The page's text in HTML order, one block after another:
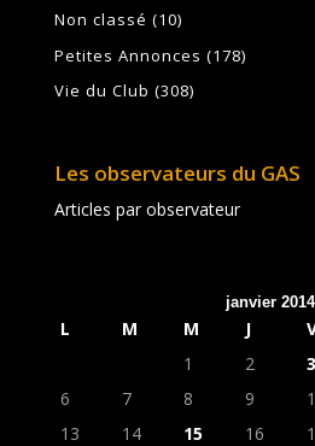
Non classé (10)
Petites Annonces (178)
Vie du Club (308)
Les observateurs du GAS
Articles par observateur
janvier 2014
L M M J
1
2 3
6
7 8 9
13
14 15 16